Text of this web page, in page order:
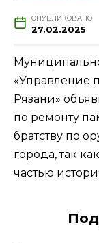
ОПУБЛИКОВАНО
27.02.2025
«Управление
Рязани»
по ремонту
братству по
города, так
частью